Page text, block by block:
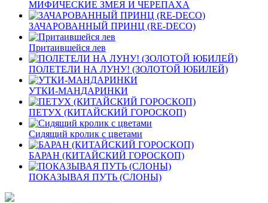
МИФИЧЕСКИЕ ЗМЕЯ И ЧЕРЕПАХА
ЗАЧАРОВАННЫЙ ПРИНЦ (RE-DECO)
Притаившейся лев
ПОЛЕТЕЛИ НА ЛУНУ! (ЗОЛОТОЙ ЮБИЛЕЙ)
УТКИ-МАНДАРИНКИ
ПЕТУХ (КИТАЙСКИЙ ГОРОСКОП)
Сидящий кролик с цветами
БАРАН (КИТАЙСКИЙ ГОРОСКОП)
ПОКАЗЫВАЯ ПУТЬ (СЛОНЫ)